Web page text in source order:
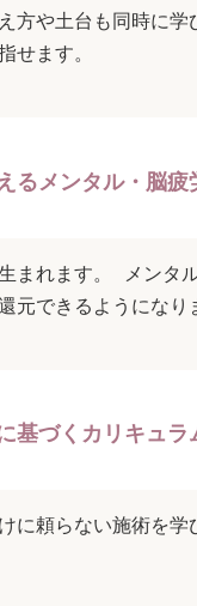
方や土台も同時に
せます。
るメンタル・脳疲
まれます。 メンタ
元できるようになり
基づくカリキュラ
に頼らない施術を